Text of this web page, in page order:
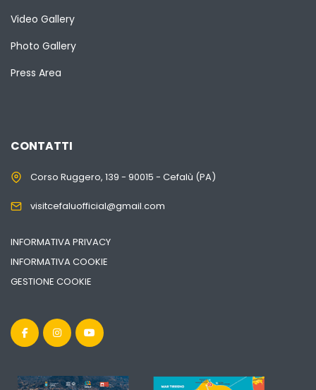
Video Gallery
Photo Gallery
Press Area
CONTATTI
Corso Ruggero, 139 - 90015 - Cefalù (PA)
visitcefaluofficial@gmail.com
INFORMATIVA PRIVACY
INFORMATIVA COOKIE
GESTIONE COOKIE